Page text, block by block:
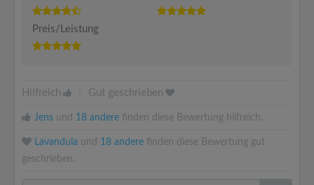
Preis/Leistung
Hilfreich Gut geschrieben
Jens und 18 andere finden diese Bewertung hilfreich.
Lavandula und 18 andere finden diese Bewertung gut
geschrieben.